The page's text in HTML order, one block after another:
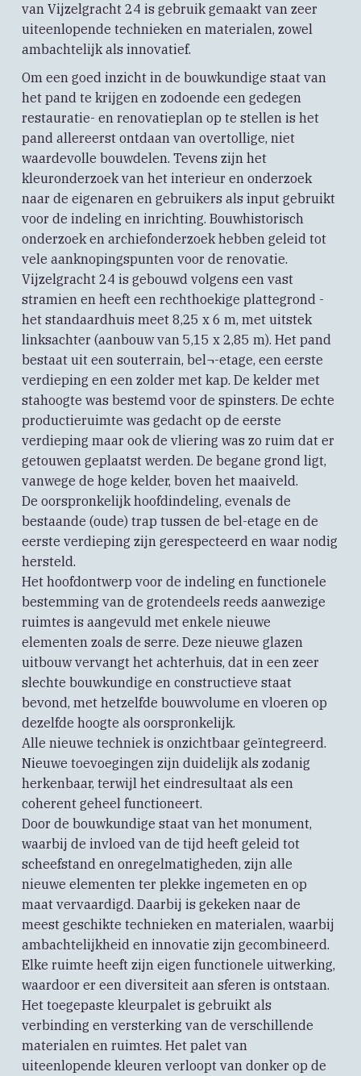
van Vijzelgracht 24 is gebruik gemaakt van zeer
uiteenlopende technieken en materialen, zowel
ambachtelijk als innovatief.
Om een goed inzicht in de bouwkundige staat van
het pand te krijgen en zodoende een gedegen
restauratie- en renovatieplan op te stellen is het
pand allereerst ontdaan van overtollige, niet
waardevolle bouwdelen. Tevens zijn het
kleuronderzoek van het interieur en onderzoek
naar de eigenaren en gebruikers als input gebruikt
voor de indeling en inrichting. Bouwhistorisch
onderzoek en archiefonderzoek hebben geleid tot
vele aanknopingspunten voor de renovatie.
Vijzelgracht 24 is gebouwd volgens een vast
stramien en heeft een rechthoekige plattegrond -
het standaardhuis meet 8,25 x 6 m, met uitstek
linksachter (aanbouw van 5,15 x 2,85 m). Het pand
bestaat uit een souterrain, bel¬-etage, een eerste
verdieping en een zolder met kap. De kelder met
stahoogte was bestemd voor de spinsters. De echte
productieruimte was gedacht op de eerste
verdieping maar ook de vliering was zo ruim dat er
getouwen geplaatst werden. De begane grond ligt,
vanwege de hoge kelder, boven het maaiveld.
De oorspronkelijk hoofdindeling, evenals de
bestaande (oude) trap tussen de bel-etage en de
eerste verdieping zijn gerespecteerd en waar nodig
hersteld.
Het hoofdontwerp voor de indeling en functionele
bestemming van de grotendeels reeds aanwezige
ruimtes is aangevuld met enkele nieuwe
elementen zoals de serre. Deze nieuwe glazen
uitbouw vervangt het achterhuis, dat in een zeer
slechte bouwkundige en constructieve staat
bevond, met hetzelfde bouwvolume en vloeren op
dezelfde hoogte als oorspronkelijk.
Alle nieuwe techniek is onzichtbaar geïntegreerd.
Nieuwe toevoegingen zijn duidelijk als zodanig
herkenbaar, terwijl het eindresultaat als een
coherent geheel functioneert.
Door de bouwkundige staat van het monument,
waarbij de invloed van de tijd heeft geleid tot
scheefstand en onregelmatigheden, zijn alle
nieuwe elementen ter plekke ingemeten en op
maat vervaardigd. Daarbij is gekeken naar de
meest geschikte technieken en materialen, waarbij
ambachtelijkheid en innovatie zijn gecombineerd.
Elke ruimte heeft zijn eigen functionele uitwerking,
waardoor er een diversiteit aan sferen is ontstaan.
Het toegepaste kleurpalet is gebruikt als
verbinding en versterking van de verschillende
materialen en ruimtes. Het palet van
uiteenlopende kleuren verloopt van donker op de